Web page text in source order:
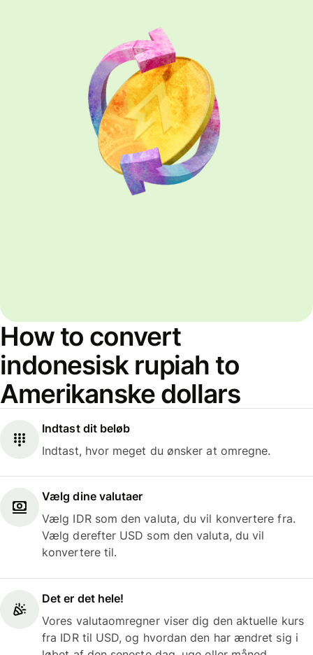
How to convert
indonesisk rupiah to
Amerikanske dollars
Indtast dit beløb
Indtast, hvor meget du ønsker at omregne.
Vælg dine valutaer
Vælg IDR som den valuta, du vil konvertere fra.
Vælg derefter USD som den valuta, du vil
konvertere til.
Det er det hele!
Vores valutaomregner viser dig den aktuelle kurs
fra IDR til USD, og hvordan den har ændret sig i